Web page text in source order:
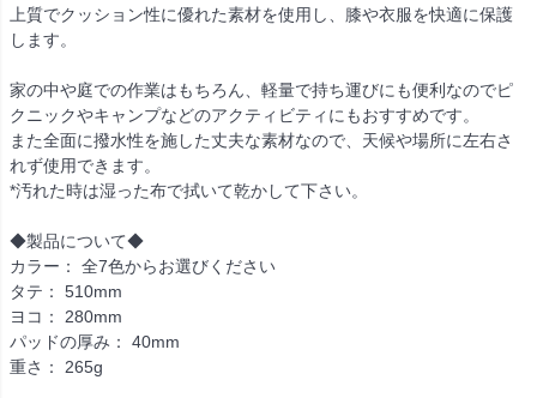
上質でクッション性に優れた素材を使用し、膝や衣服を快適に保護
します。
家の中や庭での作業はもちろん、軽量で持ち運びにも便利なのでピ
クニックやキャンプなどのアクティビティにもおすすめです。
また全面に撥水性を施した丈夫な素材なので、天候や場所に左右さ
れず使用できます。
*汚れた時は湿った布で拭いて乾かして下さい。
◆製品について◆
カラー： 全7色からお選びください
タテ： 510mm
ヨコ： 280mm
パッドの厚み： 40mm
重さ： 265g